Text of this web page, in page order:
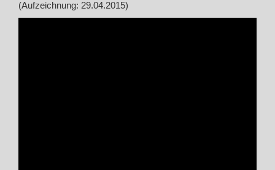
(Aufzeichnung: 29.04.2015)